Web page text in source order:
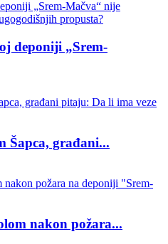
deponiji „Srem-
Šapca, građani...
nakon požara...